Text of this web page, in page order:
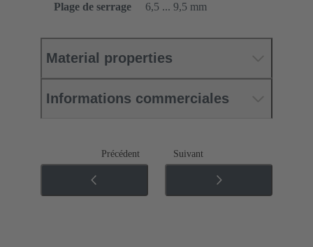
Plage de serrage
6,5 ... 9,5 mm
Material properties
Informations commerciales
Précédent Suivant